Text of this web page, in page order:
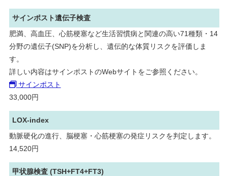
サインポスト遺伝子検査
肥満、高血圧、心筋梗塞など生活習慣病と関連の高い71種類・14
分野の遺伝子(SNP)を分析し、遺伝的な体質リスクを評価しま
す。
詳しい内容はサインポストのWebサイトをご参照ください。
サインポスト
33,000円
LOX-index
動脈硬化の進行、脳梗塞・心筋梗塞の発症リスクを判定します。
14,520円
甲状腺検査 (TSH+FT4+FT3)